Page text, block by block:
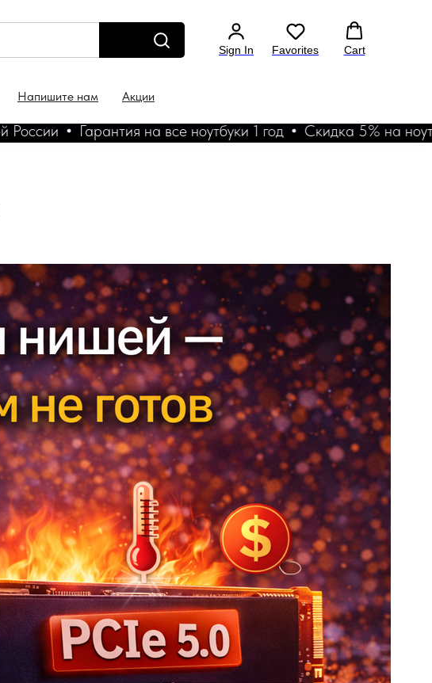
Sign In Favorites Cart
Напишите нам Акции
Гарантия на все ноутбуки 1 год Скидка 5% на ноутбук уже